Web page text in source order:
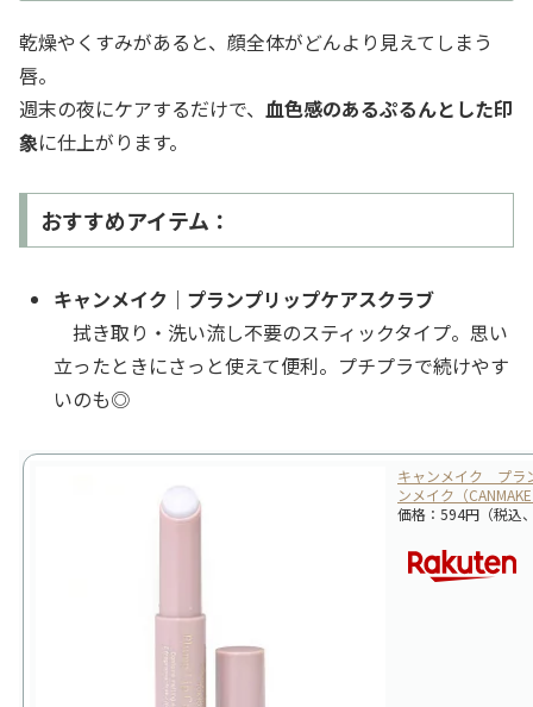
乾燥やくすみがあると、顔全体がどんより見えてしまう
唇。
週末の夜にケアするだけで、 血色感のあるぷるんとした印
象に仕上がります。
おすすめアイテム：
キャンメイク｜プランプリップケアスクラブ
拭き取り・洗い流し不要のスティックタイプ。思い
立ったときにさっと使えて便利。プチプラで続けやす
いのも◎
キャンメイク プラ
ンメイク（
価格：594円（税込